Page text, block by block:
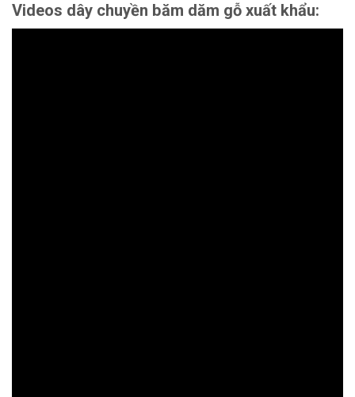
Videos dây chuyền băm dăm gỗ xuất khẩu: